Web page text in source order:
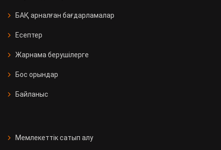
БАҚ арналған бағдарламалар
Есептер
Жарнама берушілерге
Бос орындар
Байланыс
Мемлекеттік сатып алу